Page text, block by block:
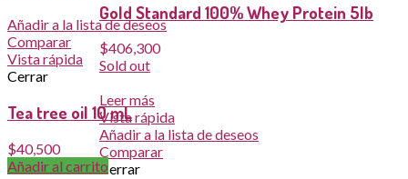
Gold Standard 100% Whey Protein 5lb
$406,300
Sold out
Leer más
Vista rápida
Añadir a la lista de deseos
Comparar
Cerrar
Añadir a la lista de deseos
Comparar
Vista rápida
Cerrar
Tea tree oil 10 mL
$40,500
Añadir al carrito